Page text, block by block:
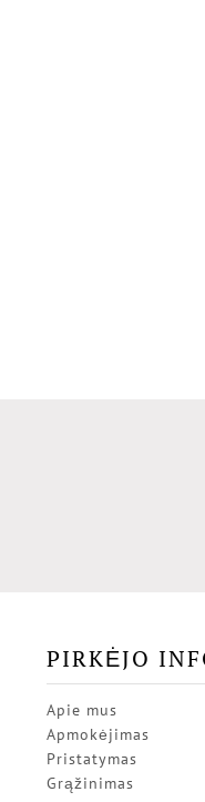
PIRKĖJO
Apie mus
Apmokėjimas
Pristatymas
Grąžinimas